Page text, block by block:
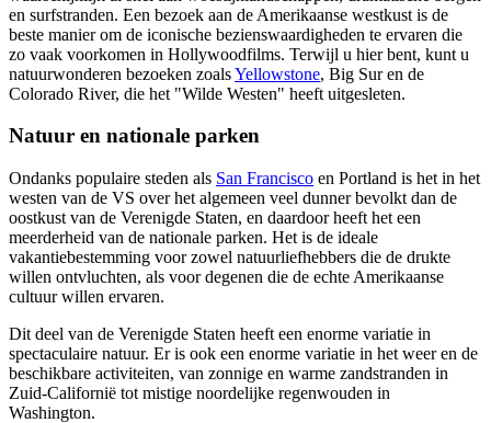
en surfstranden. Een bezoek aan de Amerikaanse westkust is de
beste manier om de iconische bezienswaardigheden te ervaren die
zo vaak voorkomen in Hollywoodfilms. Terwijl u hier bent, kunt u
natuurwonderen bezoeken zoalsYellowstone, Big Sur en de
Colorado River, die het "Wilde Westen" heeft uitgesleten.
Natuur en nationale parken
Ondanks populaire steden als San Francisco en Portland is het in het
westen van de VS over het algemeen veel dunner bevolkt dan de
oostkust van de Verenigde Staten, en daardoor heeft het een
meerderheid van de nationale parken. Het is de ideale
vakantiebestemming voor zowel natuurliefhebbers die de drukte
willen ontvluchten, als voor degenen die de echte Amerikaanse
cultuur willen ervaren.
Dit deel van de Verenigde Staten heeft een enorme variatie in
spectaculaire natuur. Er is ook een enorme variatie in het weer en de
beschikbare activiteiten, van zonnige en warme zandstranden in
Zuid-Californië tot mistige noordelijke regenwouden in
Washington.